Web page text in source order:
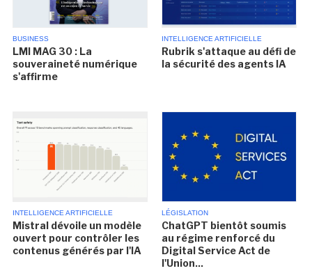
BUSINESS
LMI MAG 30 : La
souveraineté numérique
s'affirme
INTELLIGENCE ARTIFICIELLE
Rubrik s'attaque au défi de
la sécurité des agents IA
INTELLIGENCE ARTIFICIELLE
Mistral dévoile un modèle
ouvert pour contrôler les
contenus générés par l'IA
LÉGISLATION
ChatGPT bientôt soumis
au régime renforcé du
Digital Service Act de
l'Union...